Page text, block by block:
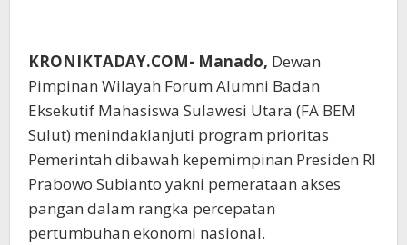
KRONIKTADAY.COM- Manado, Dewan
Pimpinan Wilayah Forum Alumni Badan
Eksekutif Mahasiswa Sulawesi Utara (FA BEM
Sulut) menindaklanjuti program prioritas
Pemerintah dibawah kepemimpinan Presiden RI
Prabowo Subianto yakni pemerataan akses
pangan dalam rangka percepatan
pertumbuhan ekonomi nasional.